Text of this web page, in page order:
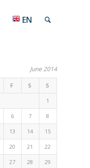
EN
June 2014
F S S
1
6 7 8
13 14 15
20 21 22
27 28 29